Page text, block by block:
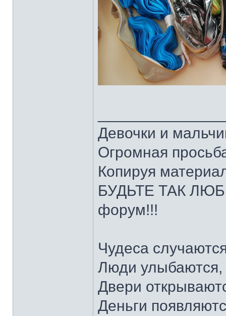
Девочки и
Огромная
Копируя
БУДЬТЕ ТАК
форум!!!
Чудеса
Люди улыбаются,
Двери
Деньги